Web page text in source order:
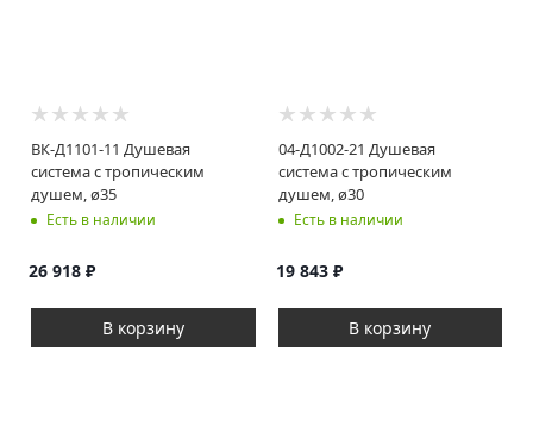
ВК-Д1101-11 Душевая
система с тропическим
душем, ø35
Есть в наличии
26 918 ₽
В корзину
04-Д1002-21 Душевая
система с тропическим
душем, ø30
Есть в наличии
19 843₽
В корзину